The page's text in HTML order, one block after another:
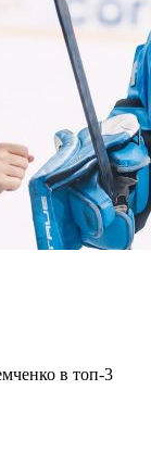
в топ-3